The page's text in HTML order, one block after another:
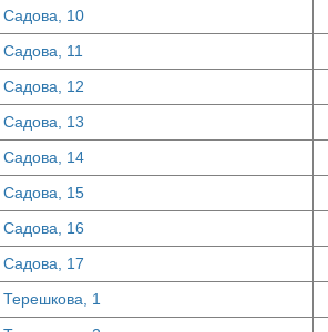
Садова, 10
11
Садова, 12
Садова, 13
Садова, 14
Садова, 15
Садова, 16
Садова, 17
1